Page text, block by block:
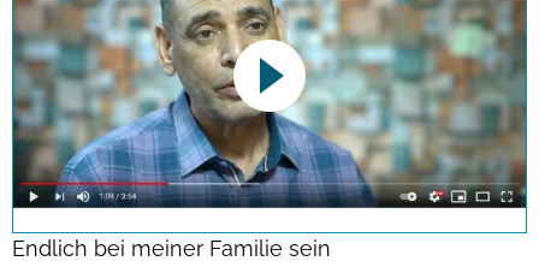
This link opens a YouTube video. Please
note the data protection regulations valid
Endlich bei meiner Familie sein